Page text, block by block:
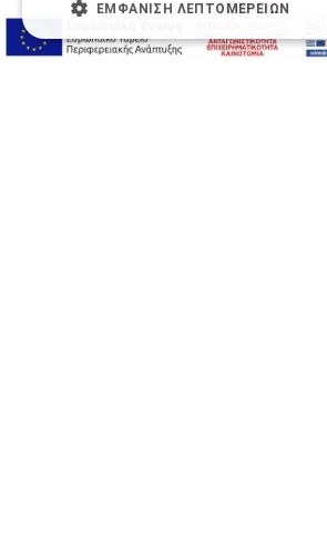
ΕΜΦΆΝΙΣΗ ΛΕΠΤΟΜΕΡΕΙΏΝ